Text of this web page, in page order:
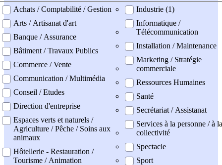
professionel
Achats / Comptabilité / Gestion
Arts / Artisanat d'art
Banque / Assurance
Bâtiment / Travaux Publics
Commerce / Vente
Communication / Multimédia
Conseil / Etudes
Direction d'entreprise
Espaces verts et naturels /
Agriculture / Pêche / Soins aux
animaux
Hôtellerie - Restauration /
Tourisme / Animation
Industrie (1)
Informatique /
Télécommunication
Installation / Maintenance
Marketing / Stratégie
commerciale
Ressources Humaines
Santé
Secrétariat / Assistanat
Services à la personne / à la
collectivité
Spectacle
Sport